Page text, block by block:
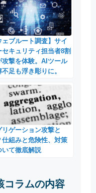
ェブルート調査】サイ
セキュリティ担当者8割
攻撃を体験。AIツール
足も浮き彫りに。
リゲーション攻撃と
仕組みと危険性、対策
いて徹底解説
コラムの内容